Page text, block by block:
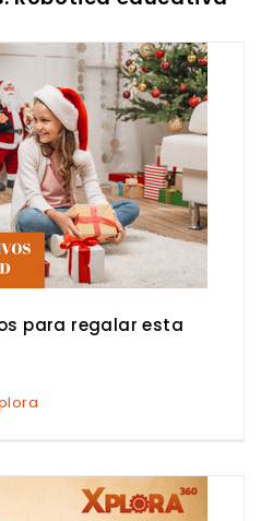
para regalar esta